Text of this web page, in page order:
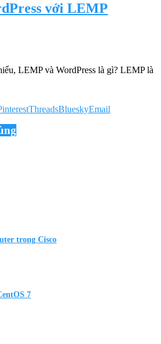
với LEMP
LEMP và WordPress là gì? LEMP là
ThreadsBlueskyEmail
trong Cisco
7